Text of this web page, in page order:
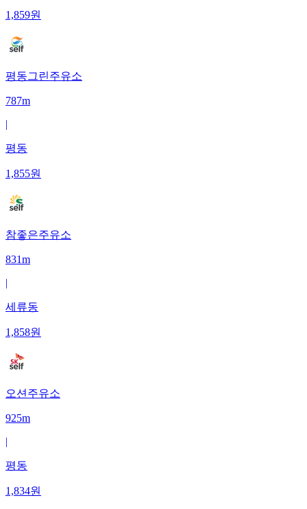
1,859원
평동그린주유소
787m
|
평동
1,855원
참좋은주유소
831m
|
세류동
1,858원
오션주유소
925m
|
평동
1,834원